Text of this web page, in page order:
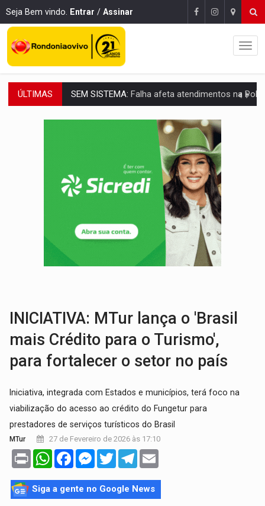
Seja Bem vindo. Entrar / Assinar
ÚLTIMAS VÍDEO:Colisão entre motos deixa dois feridos próximo ao
SOLIDARIEDADE:Cadelinha com câncer precisa de
Família procura por cachorrinho
CASO MATHEUS:DHPP se mobiliza para tentar localizar corpo de
DÉFICIT DE MANDATO: Contas do governo de Rondônia expõem meta
Superintendentes da PF defendem independência e apoio
ALIANÇA PODEROSA: Chapa vitaminada pode alcançar larga e boa
SÃO PAULO: PM abre concurso público com 2.000 vagas para
INICIATIVA: MTur lança o 'Brasil
mais Crédito para o Turismo',
para fortalecer o setor no país
Iniciativa, integrada com Estados e municípios, terá foco na
viabilização do acesso ao crédito do Fungetur para
prestadores de serviços turísticos do Brasil
MTur 27 de Fevereiro de 2026 às 17:10
Print WhatsAppFacebookMessenger
TwitterTelegram
Siga a gente no Google News